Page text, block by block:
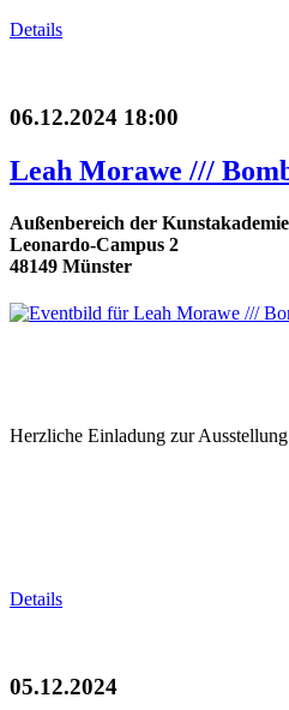
Details
06.12.2024 18:00
Leah Morawe ///
Außenbereich der
Leonardo-Campus 2
48149 Münster
Herzliche Einladung zur
Details
05.12.2024